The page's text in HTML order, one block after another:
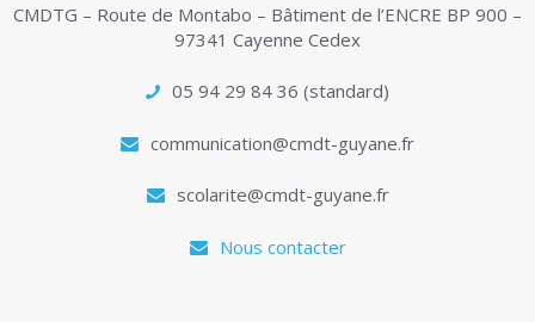
CMDTG – Route de Montabo – Bâtiment de l’ENCRE BP 900 –
97341 Cayenne Cedex
05 94 29 84 36 (standard)
communication@cmdt-guyane.fr
scolarite@cmdt-guyane.fr
Nous contacter